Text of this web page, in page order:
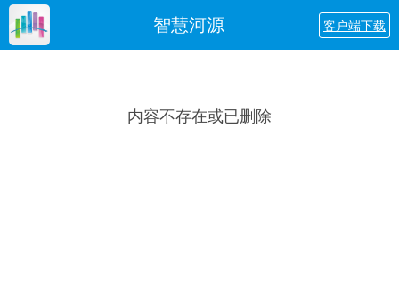
智慧河源 客户端下载
内容不存在或已删除